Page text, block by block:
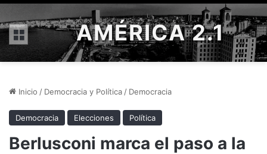
Menú AMÉRICA 2.1
Inicio / Democracia y Política / Democracia
Democracia Elecciones Política
Berlusconi marca el paso a la